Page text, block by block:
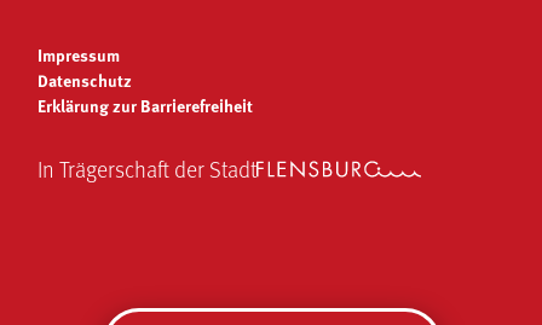
In Trägerschaft der Stadt
Impressum
Datenschutz
Erklärung zur Barrierefreiheit